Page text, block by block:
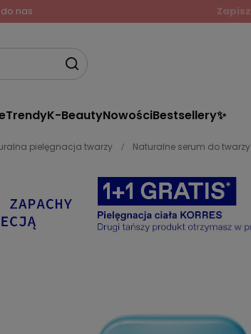
nas
TrendyK-BeautyNowościBestsellery✨
pielęgnacja twarzy Naturalne serum do twarzy